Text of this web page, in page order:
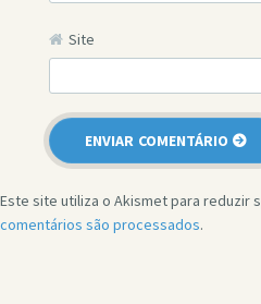
Site
Este site utiliza o Akismet para reduzir
comentários são processados.